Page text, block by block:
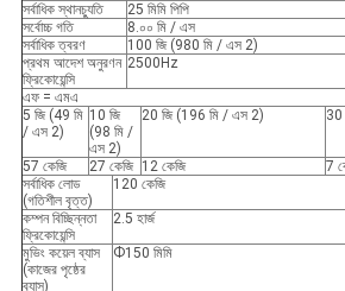
সর্বাধিক স্থানচ্যুতি
25 মিমি পিপি
সর্বোচ্চ গতি
8.০০ মি / এস
সর্বাধিক ত্বরণ
100 জি (980 মি / এস 2)
প্রথম আদেশ অনুরণন
ফ্রিকোয়েন্সি
2500Hz
এফ = এমএ
5 জি (49 মি
/ এস 2)
10 জি
(98 মি /
এস 2)
20 জি (196 মি / এস 2) 30
57 কেজি 27 কেজি 12 কেজি
7
সর্বাধিক লোড
(গতিশীল বৃত্ত)
120 কেজি
কম্পন বিচ্ছিন্নতা
ফ্রিকোয়েন্সি
2.5 হার্জ
মুভিং কয়েল ব্যাস
(কাজের পৃষ্ঠের
ব্যাস)
Ф150 মিমি